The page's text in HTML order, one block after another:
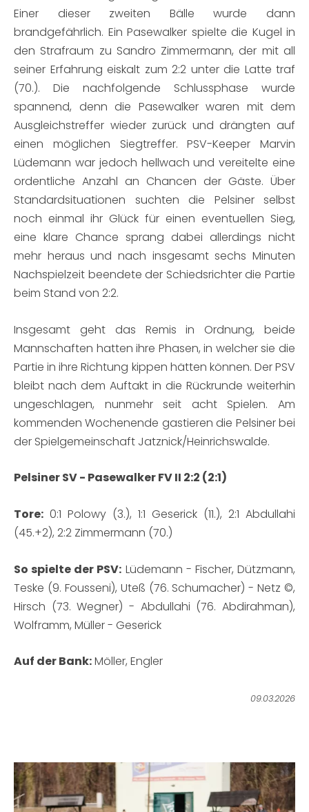
Einer dieser zweiten Bälle wurde dann
brandgefährlich. Ein Pasewalker spielte die Kugel in
den Strafraum zu Sandro Zimmermann, der mit all
seiner Erfahrung eiskalt zum 2:2 unter die Latte traf
(70.). Die nachfolgende Schlussphase wurde
spannend, denn die Pasewalker waren mit dem
Ausgleichstreffer wieder zurück und drängten auf
einen möglichen Siegtreffer. PSV-Keeper Marvin
Lüdemann war jedoch hellwach und vereitelte eine
ordentliche Anzahl an Chancen der Gäste. Über
Standardsituationen suchten die Pelsiner selbst
noch einmal ihr Glück für einen eventuellen Sieg,
eine klare Chance sprang dabei allerdings nicht
mehr heraus und nach insgesamt sechs Minuten
Nachspielzeit beendete der Schiedsrichter die Partie
beim Stand von 2:2.
Insgesamt geht das Remis in Ordnung, beide
Mannschaften hatten ihre Phasen, in welcher sie die
Partie in ihre Richtung kippen hätten können. Der PSV
bleibt nach dem Auftakt in die Rückrunde weiterhin
ungeschlagen, nunmehr seit acht Spielen. Am
kommenden Wochenende gastieren die Pelsiner bei
der Spielgemeinschaft Jatznick/Heinrichswalde.
Pelsiner SV - Pasewalker FV II 2:2 (2:1)
Tore: 0:1 Polowy (3.), 1:1 Geserick (11.), 2:1 Abdullahi
(45.+2), 2:2 Zimmermann (70.)
So spielte der PSV: Lüdemann - Fischer, Dützmann,
Teske (9. Fousseni), Uteß (76. Schumacher) - Netz ©,
Hirsch (73. Wegner) - Abdullahi (76. Abdirahman),
Wolframm, Müller - Geserick
Auf der Bank:Möller, Engler
09.03.2026